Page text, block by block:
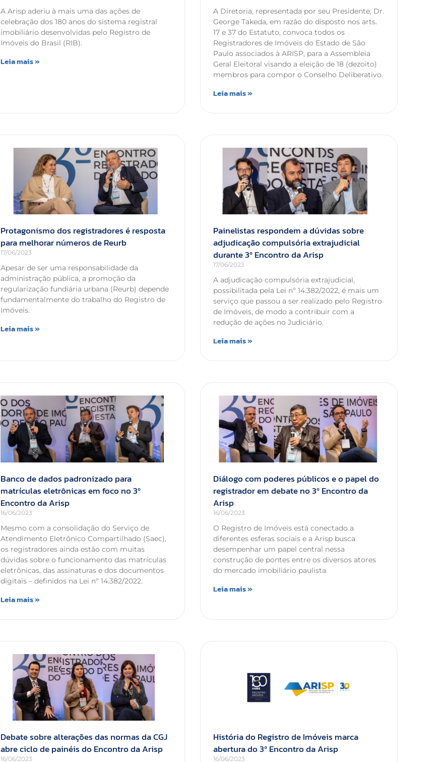
A Arisp aderiu à mais uma das ações de
celebração dos 180 anos do sistema registral
imobiliário desenvolvidas pelo Registro de
Imóveis do Brasil (RIB).
Leia mais »
A Diretoria, representada por seu Presidente, Dr.
George Takeda, em razão do disposto nos arts.
17 e 37 do Estatuto, convoca todos os
Registradores de Imóveis do Estado de São
Paulo associados à ARISP, para a Assembleia
Geral Eleitoral visando a eleição de 18 (dezoito)
membros para compor o Conselho Deliberativo.
Leia mais »
Protagonismo dos registradores é resposta
para melhorar números de Reurb
17/06/2023
Apesar de ser uma responsabilidade da
administração pública, a promoção da
regularização fundiária urbana (Reurb) depende
fundamentalmente do trabalho do Registro de
Imóveis.
Leia mais »
Painelistas respondem a dúvidas sobre
adjudicação compulsória extrajudicial
durante 3º Encontro da Arisp
17/06/2023
A adjudicação compulsória extrajudicial,
possibilitada pela Lei nº 14.382/2022, é mais um
serviço que passou a ser realizado pelo Registro
de Imóveis, de modo a contribuir com a
redução de ações no Judiciário.
Leia mais »
Banco de dados padronizado para
matrículas eletrônicas em foco no 3º
Encontro da Arisp
16/06/2023
Mesmo com a consolidação do Serviço de
Atendimento Eletrônico Compartilhado (Saec),
os registradores ainda estão com muitas
dúvidas sobre o funcionamento das matrículas
eletrônicas, das assinaturas e dos documentos
digitais – definidos na Lei nº 14.382/2022.
Leia mais »
Diálogo com poderes públicos e o papel do
registrador em debate no 3º Encontro da
Arisp
16/06/2023
O Registro de Imóveis está conectado a
diferentes esferas sociais e a Arisp busca
desempenhar um papel central nessa
construção de pontes entre os diversos atores
do mercado imobiliário paulista.
Leia mais »
Debate sobre alterações das normas da CGJ
abre ciclo de painéis do Encontro da Arisp
16/06/2023
História do Registro de Imóveis marca
abertura do 3º Encontro da Arisp
16/06/2023